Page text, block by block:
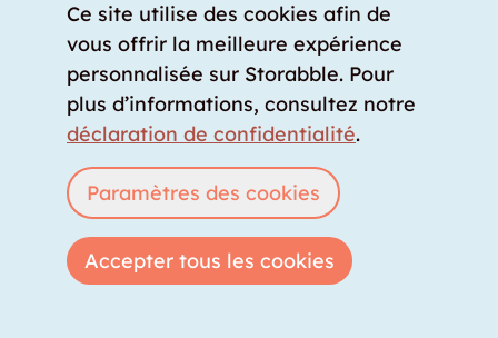
souhaitez entreposer de grands meubles, l'accès
doit être suffisamment large. Faites attention aux
dimensions exactes des ascenseurs, des cages
d'escalier, des portes et des couloirs pour pouvoir
également entreposer vos objets encombrants
dans le garde-meuble.
Mesures de sécurité :les mesures de protection
contre les incendies sont un must absolu dans
chaque bâtiment. Veille également aux mesures de
sécurité que le fournisseur de stockage a prises
Ce site utilise des cookies afin de
vous offrir la meilleure expérience
personnalisée sur Storabble. Pour
plus d’informations, consultez notre
déclaration de confidentialité.
Paramètres des cookies
Accepter tous les cookies